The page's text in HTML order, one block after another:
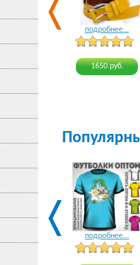
подробнее...
1650 руб.
подробнее...